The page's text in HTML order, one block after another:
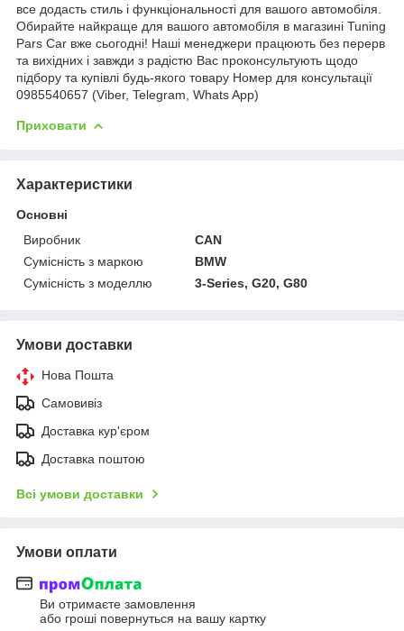
все додасть стиль і функціональності для вашого автомобіля.
Обирайте найкраще для вашого автомобіля в магазині Tuning
Pars Car вже сьогодні! Наші менеджери працюють без перерв
та вихідних і завжди з радістю Вас проконсультують щодо
підбору та купівлі будь-якого товару Номер для консультації
0985540657 (Viber, Telegram, Whats App)
Приховати
Характеристики
Основні
Виробник
CAN
Сумісність з маркою
BMW
Сумісність з моделлю
3-Series, G20, G80
Умови доставки
Нова Пошта
Самовивіз
Доставка кур'єром
Доставка поштою
Всі умови доставки
Умови оплати
Ви отримаєте замовлення
або гроші повернуться на вашу картку